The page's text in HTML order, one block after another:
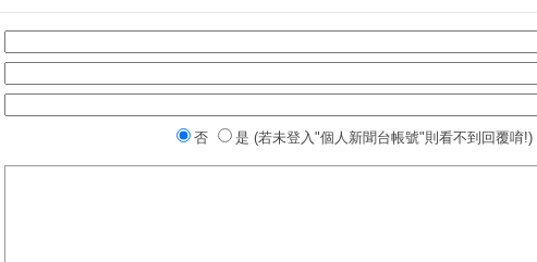
否 是 (若未登入"個人新聞台帳號"則看不到回覆唷!)